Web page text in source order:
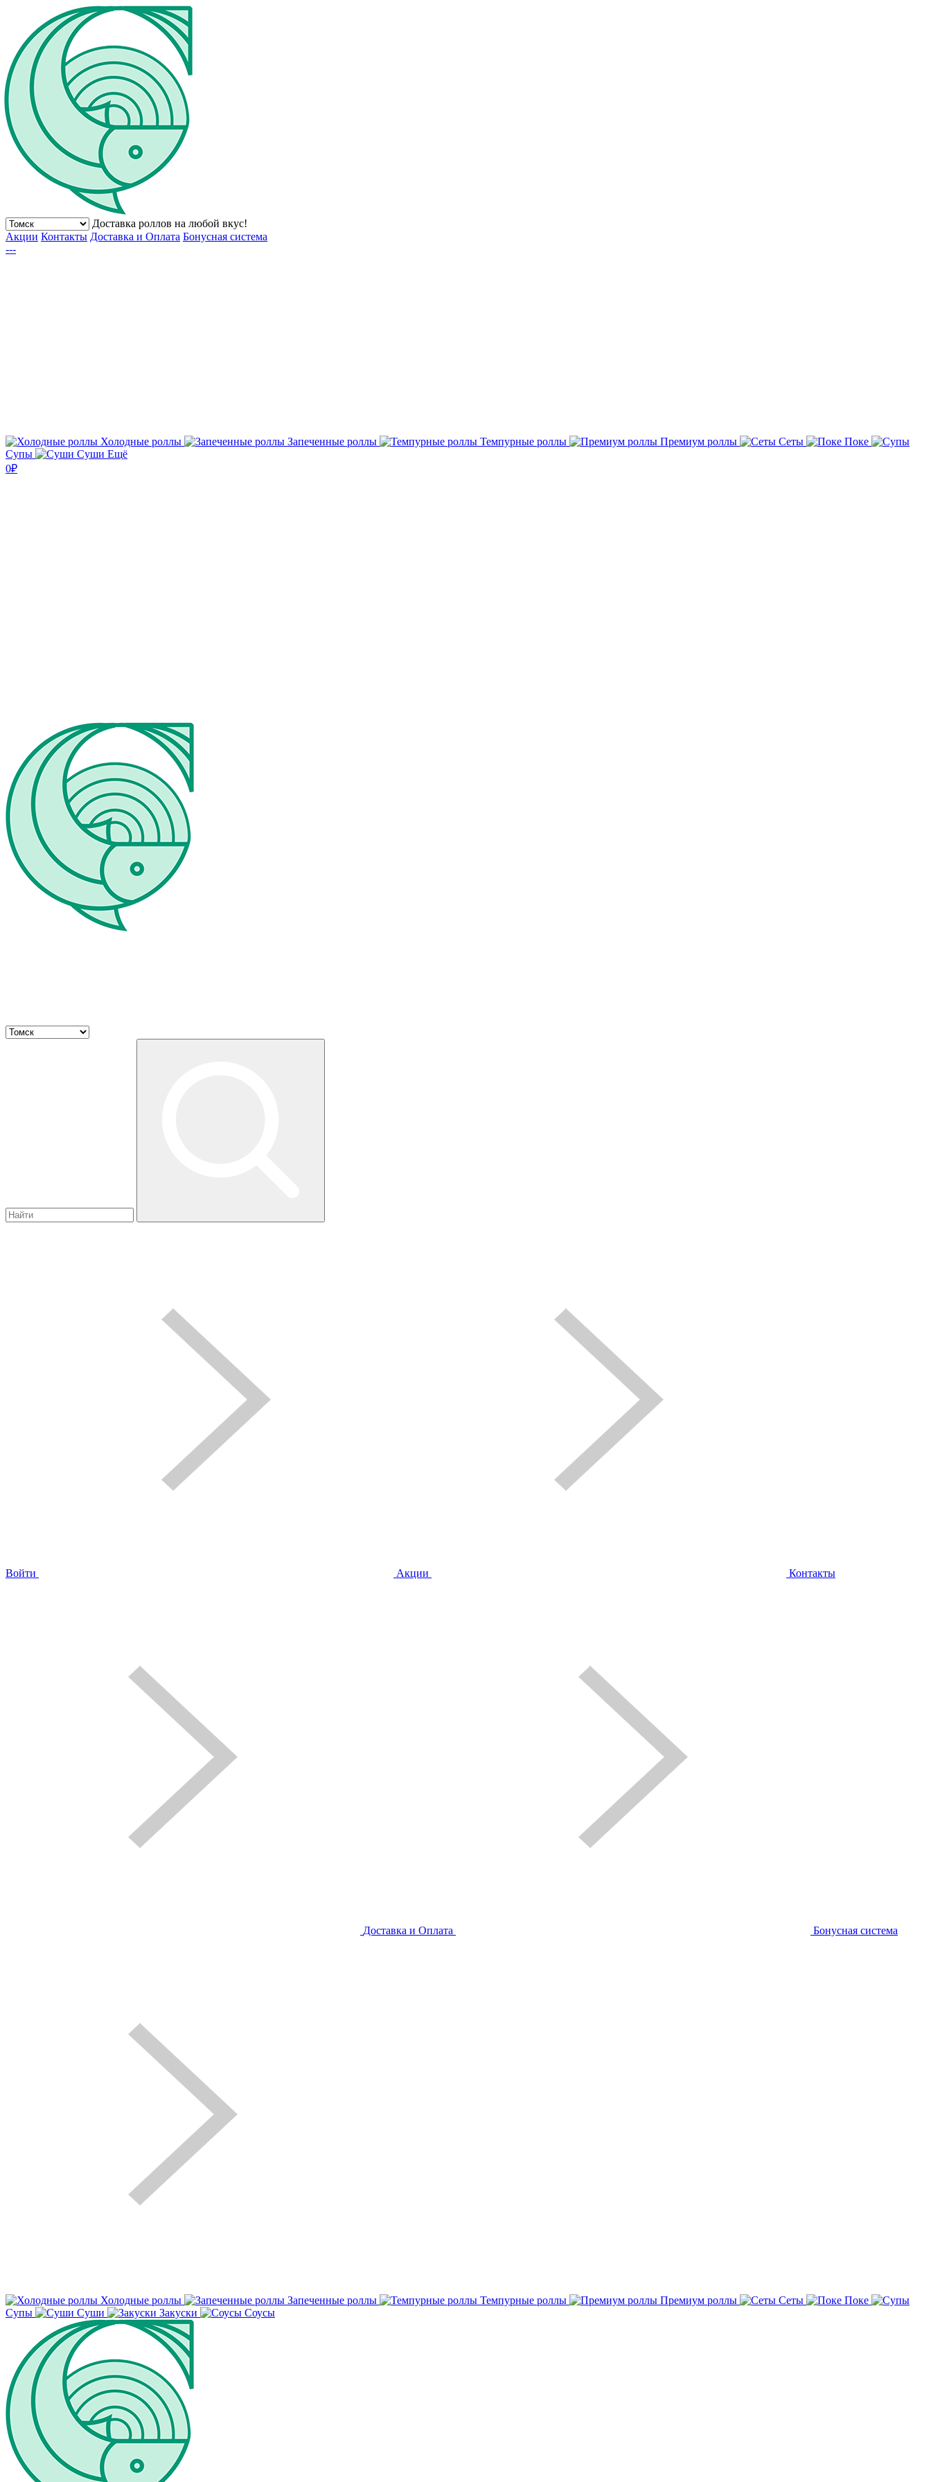
Доставка роллов на любой вкус!
Акции Контакты Доставка и Оплата Бонусная система
---
Холодные роллы Запеченные роллы Темпурные роллы Премиум роллы Сеты
Поке
Супы
Суши Ещё
0₽
Войти Акции Контакты
Доставка и Оплата Бонусная система
Холодные роллы Запеченные роллы Темпурные роллы Премиум роллы Сеты
Поке
Супы
Суши Закуски Соусы